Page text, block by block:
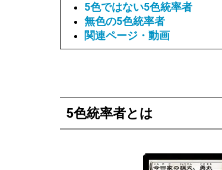
5色ではない5色統率者
無色の5色統率者
関連ページ・動画
5色統率者とは